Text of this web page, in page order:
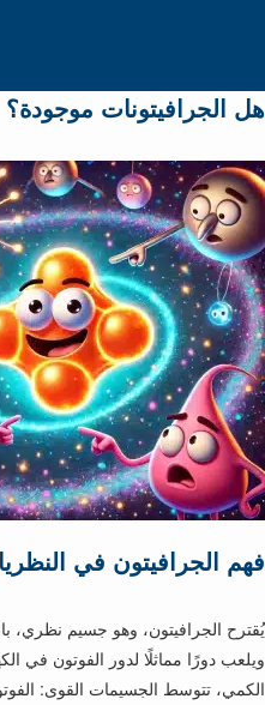
هل الجرافيتونات موجودة؟
فهم الجرافيتون في
يُقترح الجرافيتون، وهو جسيم نظري،
ويلعب دورًا مماثلًا لدور الفوتون في
الكمي، تتوسط الجسيمات القوى: